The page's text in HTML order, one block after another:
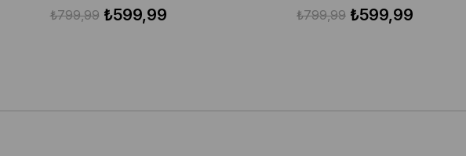
₺599,99
₺799,99 ₺599,99
₺799,99